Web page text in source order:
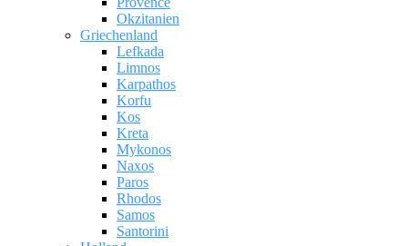
Okzitanien
Griechenland
Lefkada
Limnos
Karpathos
Korfu
Kos
Kreta
Mykonos
Naxos
Paros
Rhodos
Samos
Santorini